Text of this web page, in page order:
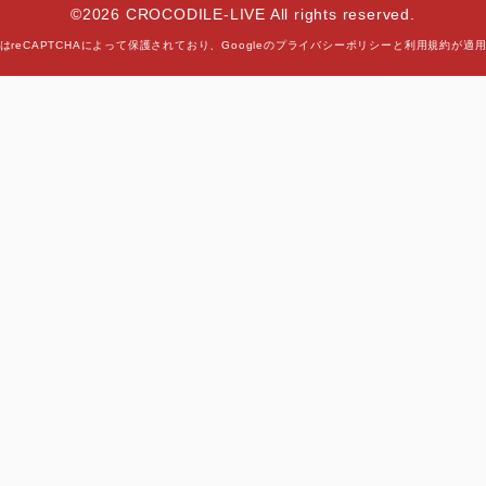
©2026 CROCODILE-LIVE All rights reserved.
reCAPTCHAによって保護されており、Googleのプライバシーポリシー と 利用規約が適